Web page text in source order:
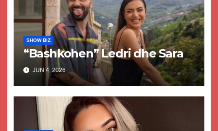
SHOW BIZ
“Bashkohen” Ledri dhe Sara
JUN 4, 2026